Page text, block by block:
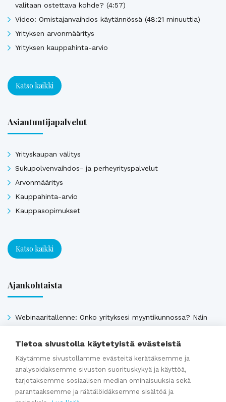
valitaan ostettava kohde? (4:57)
Video: Omistajanvaihdos käytännössä (48:21 minuuttia)
Yrityksen arvonmääritys
Yrityksen kauppahinta-arvio
Katso kaikki
Asiantuntijapalvelut
Yrityskaupan välitys
Sukupolvenvaihdos- ja perheyrityspalvelut
Arvonmääritys
Kauppahinta-arvio
Kauppasopimukset
Katso kaikki
Ajankohtaista
Webinaaritallenne: Onko yrityksesi myyntikunnossa? Näin
Kumppaniblogi: Avio-oikeus ja omistajanvaihdos
Yrityskauppablogi: Miksi käyttää yritysvälittäjää
yrityskaupassa?
Yrityskauppablogi: Yritysvälittäjän työ kulissien takana
Tietoa sivustolla käytetyistä evästeistä
Käytämme sivustollamme evästeitä kerätäksemme ja
analysoidaksemme sivuston suorituskykyä ja käyttöä,
tarjotaksemme sosiaalisen median ominaisuuksia sekä
parantaaksemme ja räätälöidäksemme sisältöä ja